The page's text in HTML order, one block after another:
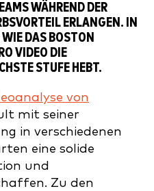
WÄHREND DER
ERLANGEN. IN
DAS BOSTON
VIDEO DIE
STUFE HEBT.
von
mit seiner
in verschiedenen
eine solide
und
Zu den